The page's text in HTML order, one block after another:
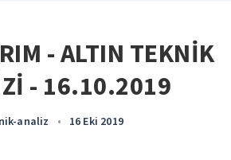
- ALTIN TEKNİK
- 16.10.2019
analiz • 16 Eki 2019